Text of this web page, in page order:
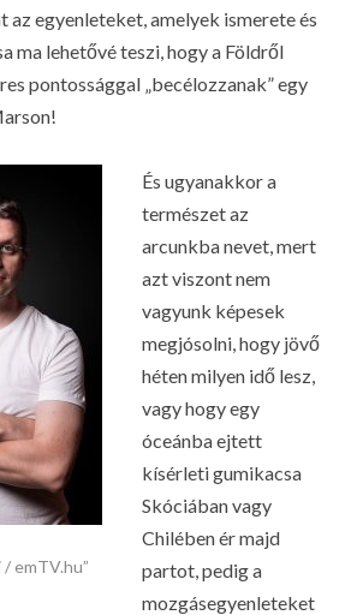
egyenleteket, amelyek ismerete és
ma lehetővé teszi, hogy a Földről
pontossággal „becélozzanak” egy
emTV.hu”
És ugyanakkor a
természet az
arcunkba nevet, mert
azt viszont nem
vagyunk képesek
megjósolni, hogy jövő
héten milyen idő lesz,
vagy hogy egy
óceánba ejtett
kísérleti gumikacsa
Skóciában vagy
Chilében ér majd
partot, pedig a
mozgásegyenleteket